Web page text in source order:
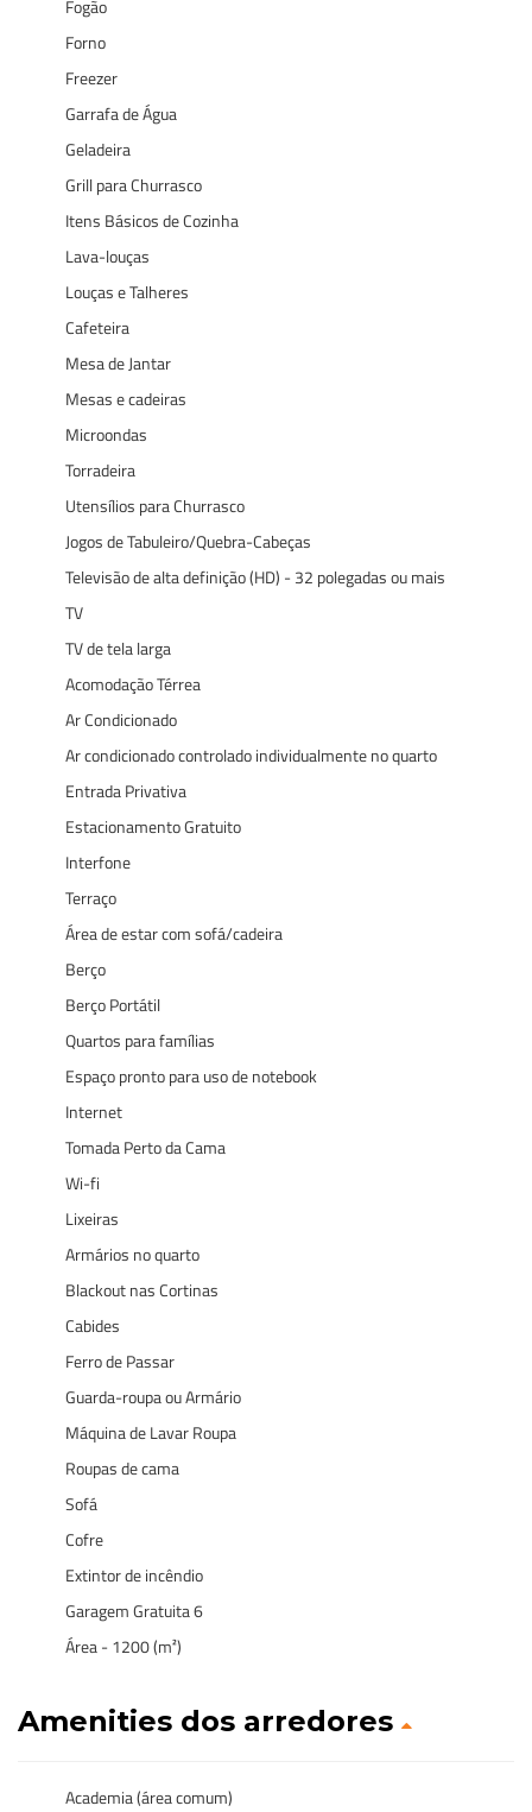
Fogão
Forno
Freezer
Garrafa de Água
Geladeira
Grill para Churrasco
Itens Básicos de Cozinha
Lava-louças
Louças e Talheres
Cafeteira
Mesa de Jantar
Mesas e cadeiras
Microondas
Torradeira
Utensílios para Churrasco
Jogos de Tabuleiro/Quebra-Cabeças
Televisão de alta definição (HD) - 32 polegadas ou mais
TV
TV de tela larga
Acomodação Térrea
Ar Condicionado
Ar condicionado controlado individualmente no quarto
Entrada Privativa
Estacionamento Gratuito
Interfone
Terraço
Área de estar com sofá/cadeira
Berço
Berço Portátil
Quartos para famílias
Espaço pronto para uso de notebook
Internet
Tomada Perto da Cama
Wi-fi
Lixeiras
Armários no quarto
Blackout nas Cortinas
Cabides
Ferro de Passar
Guarda-roupa ou Armário
Máquina de Lavar Roupa
Roupas de cama
Sofá
Cofre
Extintor de incêndio
Garagem Gratuita 6
Área - 1200 (m²)
Amenities dos arredores
Academia (área comum)